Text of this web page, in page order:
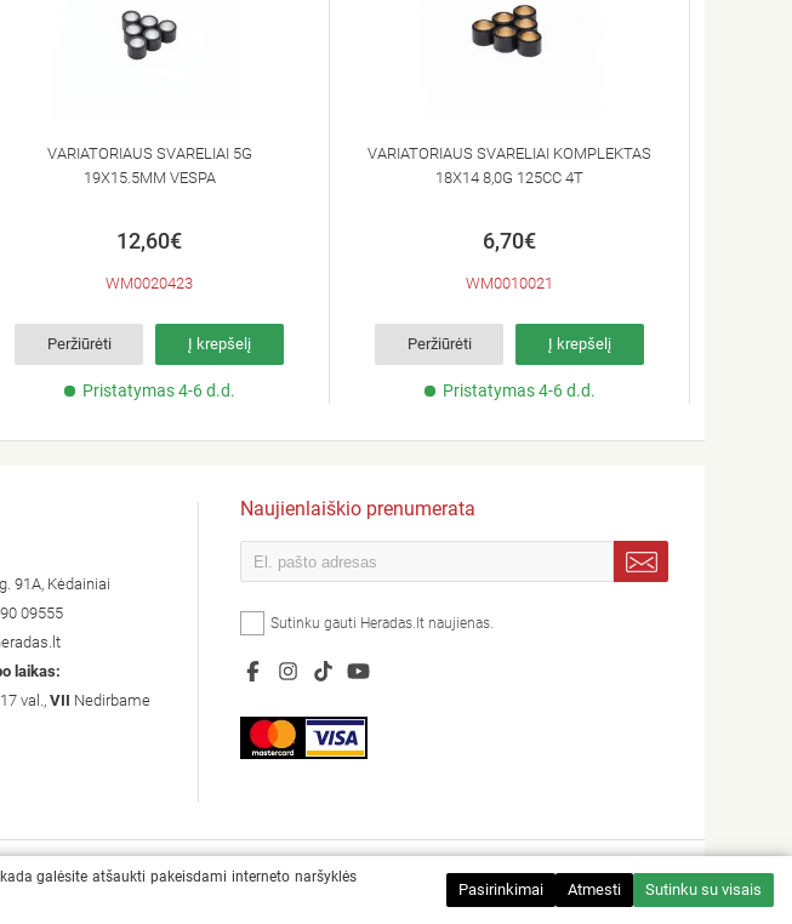
VARIATORIAUS SVARELIAI 5G
19X15.5MM VESPA
12,60€
WM0020423
Peržiūrėti Į krepšelį
Pristatymas 4-6 d.d.
VARIATORIAUS SVARELIAI KOMPLEKTAS
18X14 8,0G 125CC 4T
6,70€
WM0010021
Peržiūrėti Į krepšelį
Pristatymas 4-6 d.d.
91A, Kėdainiai
09555
laikas:
val.,VII Nedirbame
Naujienlaiškio prenumerata
Sutinku gauti Heradas.lt naujienas.
Sprendimas:
galėsite atšaukti pakeisdami interneto naršyklės
Pasirinkimai Atmesti Sutinku su visais